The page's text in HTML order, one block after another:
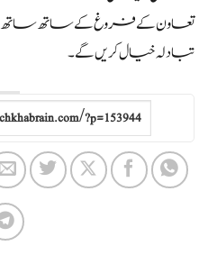
تعاونکےفروغکےساتھ ساتھ
تبادلہ خیالکریں گے۔